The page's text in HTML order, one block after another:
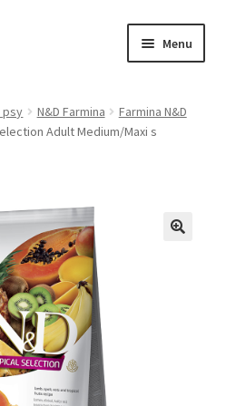
Menu
psy N&D Farmina
Farmina N&D
Adult Medium/Maxi s